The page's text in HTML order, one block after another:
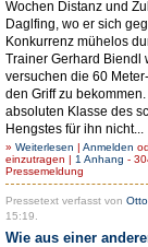
Wochen Distanz und
Daglfing, wo er sich
Konkurrenz mühelos
Trainer Gerhard Biendl
versuchen die 60
den Griff zu
absoluten Klasse des
Hengstes für ihn nicht...
» Weiterlesen | Anmelden
einzutragen | 1 Anhang -
Pressemeldung
Pressetext verfasst von
15:19.
Wie aus einer